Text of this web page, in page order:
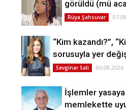
görüldü (mü
Rüya Şahsuvar
“Kim kazandı?”,
sorusuyla yer
Sevginar Sali 06.08.2026
İşlemler
memlekette